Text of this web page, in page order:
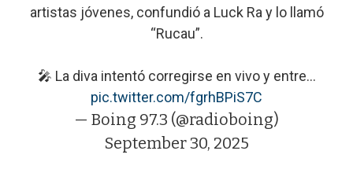
artistas jóvenes, confundió a Luck Ra y lo llamó
“Rucau”.
🎤 La diva intentó corregirse en vivo y entre…
pic.twitter.com/fgrhBPiS7C
— Boing 97.3 (@radioboing)
September 30, 2025